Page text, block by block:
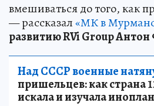
вмешиваться до того, как
— рассказал«МК в
развитию RVi Group
Над СССР военные
пришельцев: как страна
искала и изучала